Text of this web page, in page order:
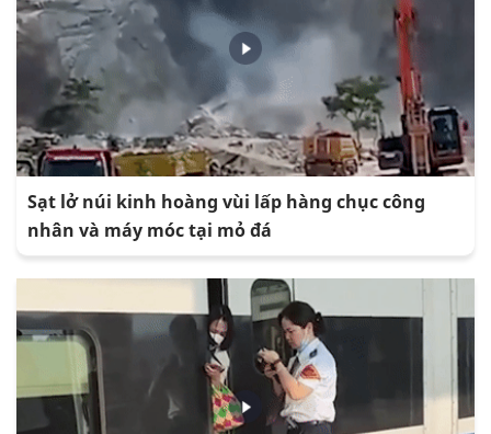
Sạt lở núi kinh hoàng vùi lấp hàng chục công
nhân và máy móc tại mỏ đá